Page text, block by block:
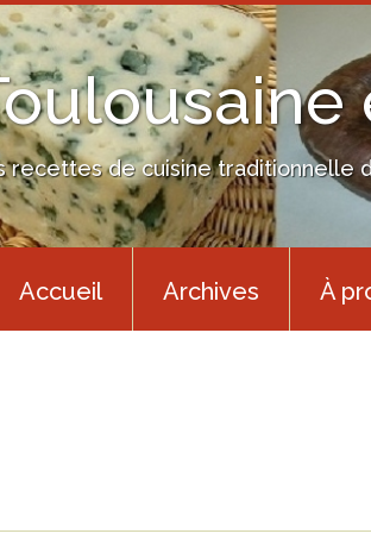
recettes de cuisine traditionnelle
Accueil Archives À